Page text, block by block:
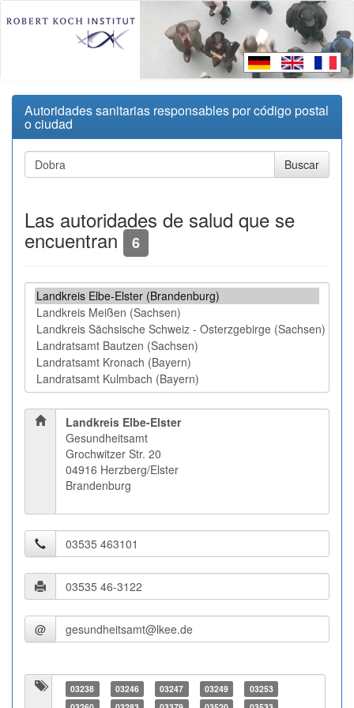
Autoridades sanitarias responsables por código postal
o ciudad
Las autoridades de salud que se
encuentran 6
Landkreis Elbe-Elster
Gesundheitsamt
Grochwitzer Str. 20
04916 Herzberg/Elster
Brandenburg
@
03238 03246 03247 03249
03253